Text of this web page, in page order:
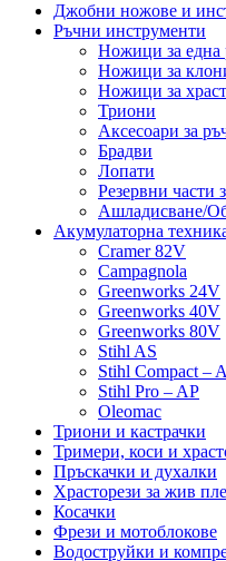
Джобни ножове и
Ръчни инструменти
Ножици за една
Ножици за
Ножици за
Триони
Аксесоари за
Брадви
Лопати
Резервни части
Ашладисване/
Акумулаторна
Cramer 82V
Campagnola
Greenworks 24V
Greenworks 40V
Greenworks 80V
Stihl AS
Stihl Compact –
Stihl Pro – AP
Oleomac
Триони и кастрачки
Тримери, коси и
Пръскачки и духалки
Храсторези за жив
Косачки
Фрези и мотоблокове
Водоструйки и